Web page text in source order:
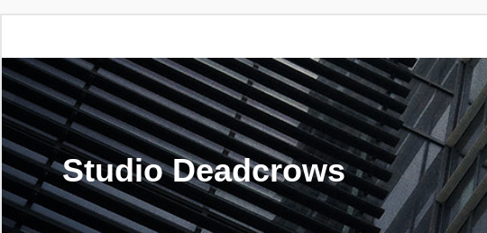
Studio Deadcrows